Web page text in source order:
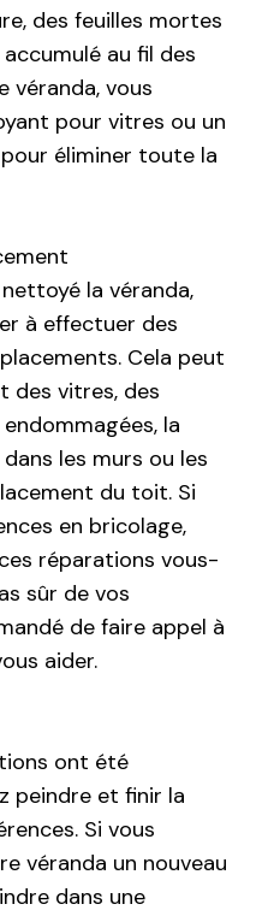
des feuilles mortes
au fil des
véranda, vous
pour vitres ou un
éliminer toute la
la véranda,
à effectuer des
Cela peut
des vitres, des
la
les murs ou les
du toit. Si
en bricolage,
réparations vous-
sûr de vos
de faire appel à
aider.
ont été
peindre et finir la
Si vous
véranda un nouveau
dans une